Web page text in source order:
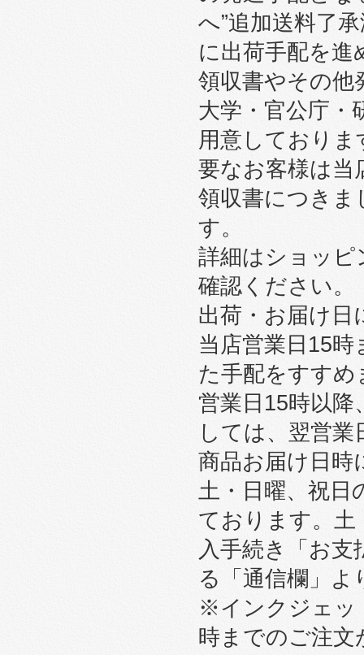
へ”追加送料了
に出荷手配を進
領収書やその他
大学・官公庁・
用意しておりま
要なお客様は当
領収書につきま
す。
詳細はショッ
確認ください。
出荷・お届け日
当店営業日15
た手配をすすめ
営業日15時以
しては、翌営
商品お届け日時
土・日曜、祝日
ております。土
入手続き「お
る「通信欄」
※インクジェッ
時までのご注文